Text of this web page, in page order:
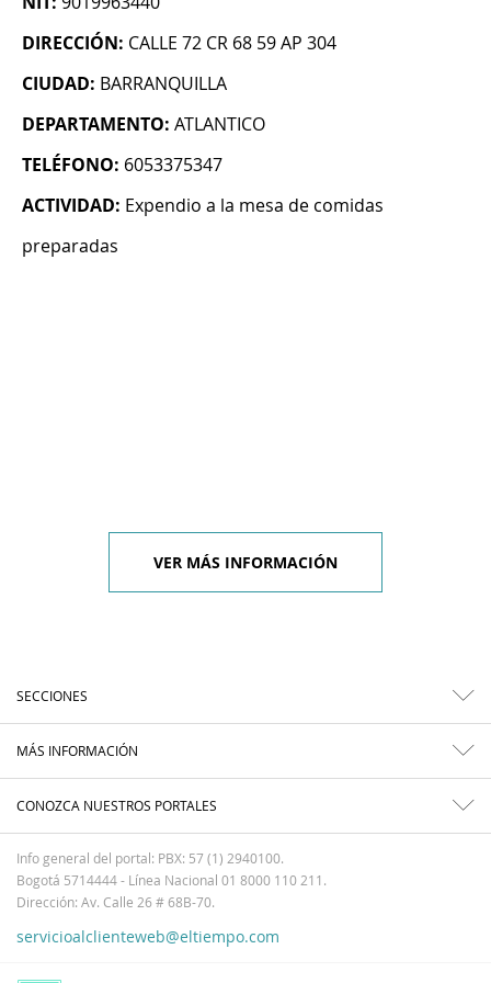
DIRECCIÓN: CALLE 72 CR 68 59 AP 304
CIUDAD: BARRANQUILLA
DEPARTAMENTO: ATLANTICO
TELÉFONO: 6053375347
ACTIVIDAD: Expendio a la mesa de comidas
preparadas
VER MÁS INFORMACIÓN
SECCIONES
MÁS INFORMACIÓN
CONOZCA NUESTROS PORTALES
Info general del portal: PBX: 57 (1) 2940100.
Bogotá 5714444 - Línea Nacional 01 8000 110 211.
Dirección: Av. Calle 26 # 68B-70.
servicioalclienteweb@eltiempo.com